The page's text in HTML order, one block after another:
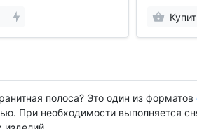
полоса? Это один из форматов
При необходимости выполняется